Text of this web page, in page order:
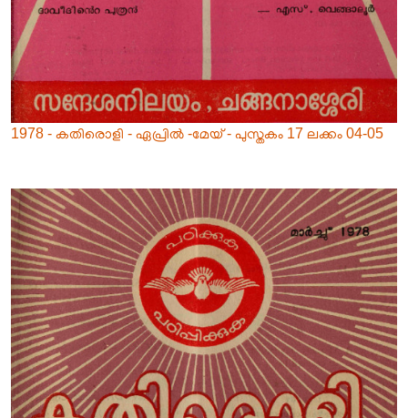
1978 - കതിരൊളി - ഏപ്രിൽ -മേയ് - പുസ്തകം 17 ലക്കം 04-05